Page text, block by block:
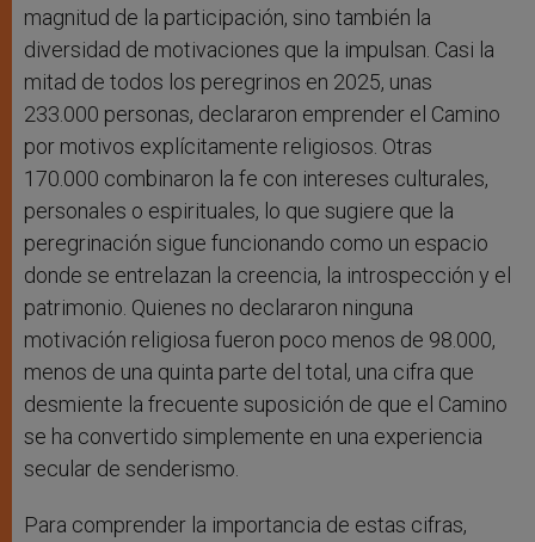
magnitud de la participación, sino también la
diversidad de motivaciones que la impulsan. Casi la
mitad de todos los peregrinos en 2025, unas
233.000 personas, declararon emprender el Camino
por motivos explícitamente religiosos. Otras
170.000 combinaron la fe con intereses culturales,
personales o espirituales, lo que sugiere que la
peregrinación sigue funcionando como un espacio
donde se entrelazan la creencia, la introspección y el
patrimonio. Quienes no declararon ninguna
motivación religiosa fueron poco menos de 98.000,
menos de una quinta parte del total, una cifra que
desmiente la frecuente suposición de que el Camino
se ha convertido simplemente en una experiencia
secular de senderismo.
Para comprender la importancia de estas cifras,